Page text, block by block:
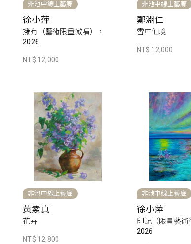
非池中線上藝廊
徐小萍
擁有（藝術限量微噴），
2026
NT$ 12,000
非池中線上藝廊
鄭淵仁
雪中仙境
NT$ 12,000
非池中線上藝廊
黃素真
花卉
NT$ 12,800
非池中線上藝廊
徐小萍
印記（限量藝術
2026